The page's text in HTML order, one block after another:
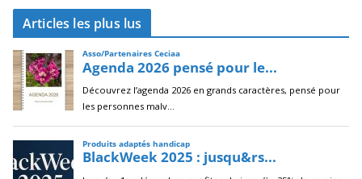
c
i
v
e
s
Articles les plus lus